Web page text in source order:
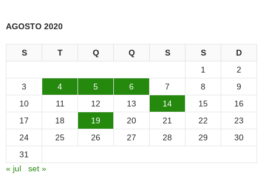
AGOSTO 2020
S T Q Q S S
D
1
2
3
4 5 6 7 8
9
10
11 12 13 14 15
16
17
18 19 20 21 22
23
24
25 26 27 28 29
30
31
« jul
set »